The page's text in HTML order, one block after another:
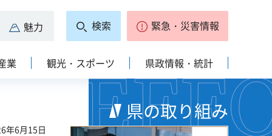
魅力 検索 緊急・災害情報
業 観光・スポーツ 県政情報・統計
年6月15日
県の取り組み